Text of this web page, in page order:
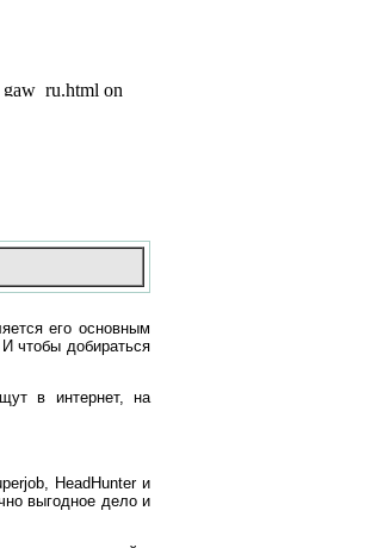
его основным
чтобы добираться
в интернет, на
HeadHunter и
выгодное дело и